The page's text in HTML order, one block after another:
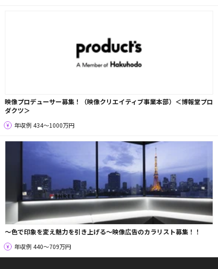
映像プロデューサー募集！（映像クリエイティブ事業本部）＜博報堂プロ
ダクツ＞
年収例 434〜1000万円
～色で印象を変え魅力を引き上げる～映像広告のカラリスト募集！！
年収例 440〜709万円